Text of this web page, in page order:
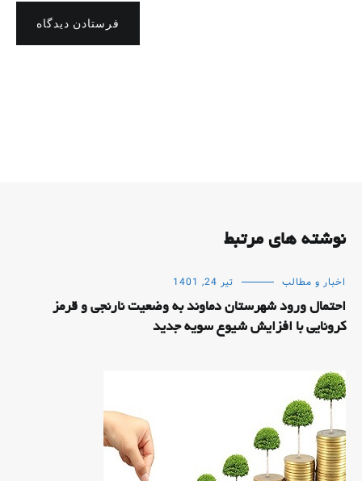
فرستادن دیدگاه
نوشته های مرتبط
اخبار و مطالب تیر 24, 1401
احتمال ورود شهرستان دماوند به وضعیت نارنجی و قرمز
کرونایی با افزایش شیوع سویه جدید